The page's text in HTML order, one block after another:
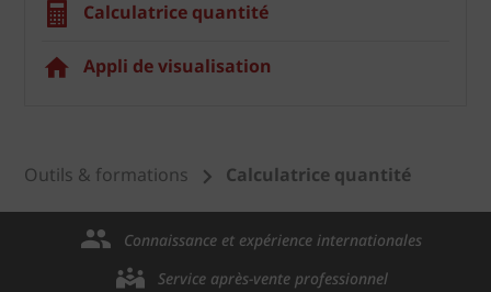
Calculatrice quantité
Appli de visualisation
Outils & formations Calculatrice quantité
Connaissance et expérience internationales
Service après-vente professionnel